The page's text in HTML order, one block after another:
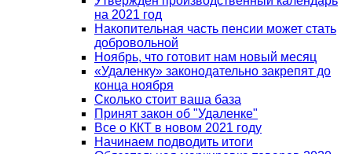
на 2021 год
Накопительная часть пенсии может стать
добровольной
Ноябрь, что готовит нам новый месяц
«Удаленку» законодательно закрепят до
конца ноября
Сколько стоит ваша база
Принят закон об "Удаленке"
Все о ККТ в новом 2021 году
Начинаем подводить итоги